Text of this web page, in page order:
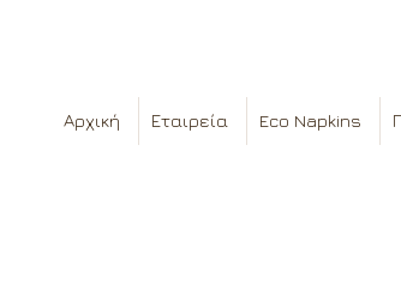
Αρχική Εταιρεία Eco Napkins